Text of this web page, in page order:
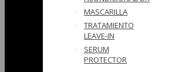
MASCARILLA
TRATAMIENTO
LEAVE-IN
SERUM
PROTECTOR